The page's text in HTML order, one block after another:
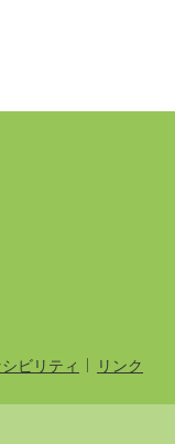
ビリティ リンク